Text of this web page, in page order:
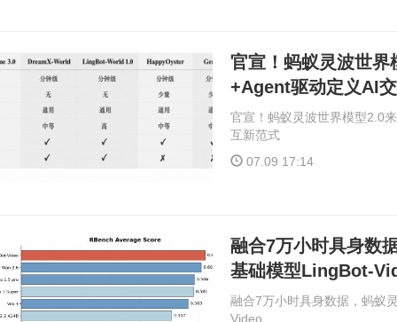
官宣！蚂蚁灵波世界
+Agent驱动定义AI
官宣！蚂蚁灵波世界模型2.0
互新范式
07.09 17:14
融合7万小时具身数
基础模型LingBot-
融合7万小时具身数据，蚂蚁
Video